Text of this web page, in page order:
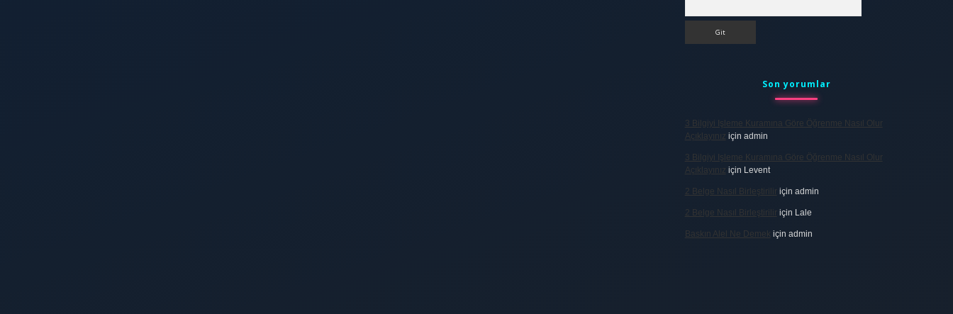
Son yorumlar
3 Bilgiyi Işleme Kuramına Göre Öğrenme Nasıl Olur
Açıklayınız için admin
3 Bilgiyi Işleme Kuramına Göre Öğrenme Nasıl Olur
Açıklayınız için Levent
2 Belge Nasıl Birleştirilir için admin
2 Belge Nasıl Birleştirilir için Lale
Baskın Alel Ne Demek için admin